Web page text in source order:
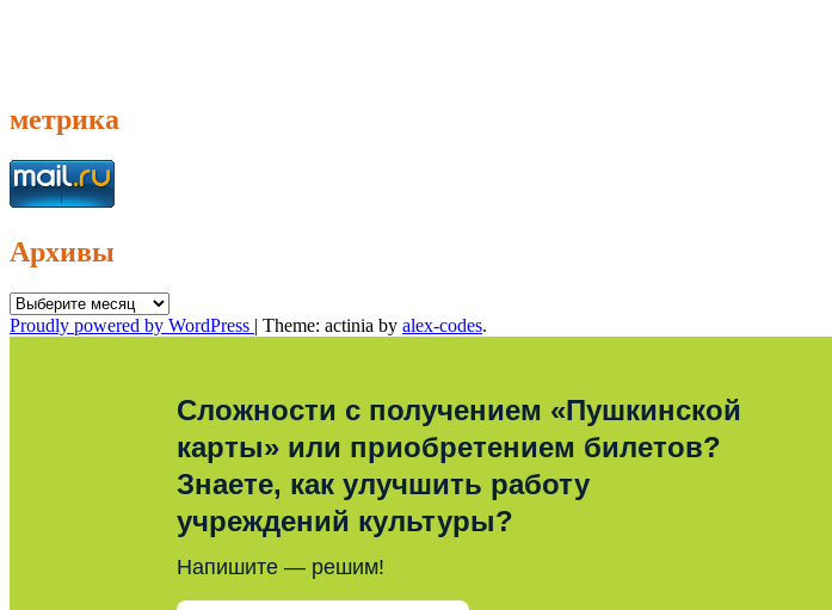
метрика
Архивы
Архивы
Proudly powered by WordPress | Theme: actinia by alex-codes.
Сложности с получением «Пушкинской
карты» или приобретением билетов?
Знаете, как улучшить работу
учреждений культуры?
Напишите — решим!